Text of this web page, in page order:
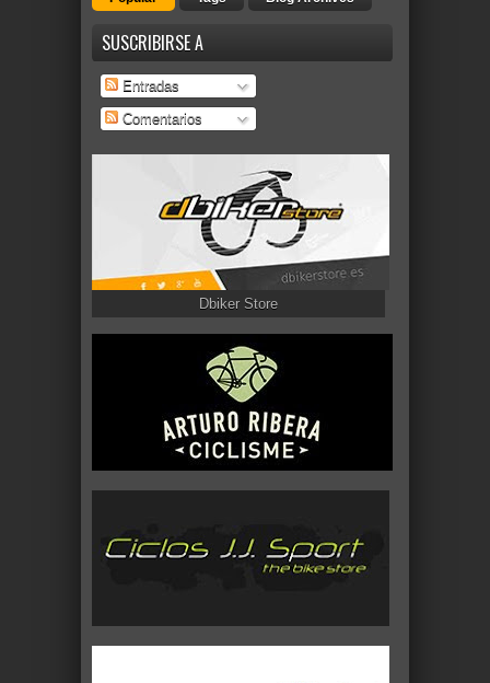
SUSCRIBIRSE A
Entradas
Comentarios
Dbiker Store